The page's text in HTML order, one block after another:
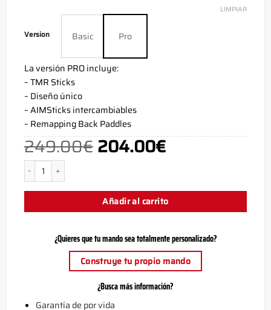
Version Basic Pro
LIMPIAR
La versión PRO incluye:
– TMR Sticks
– Diseño único
– AIMSticks intercambiables
– Remapping Back Paddles
249.00€ El
precio
original
204.00€El
precio
Mando PS5 Camo Rojo - PS5 Controller - AimControllers cantidad
Añadir al carrito
¿Quieres que tu mando sea totalmente personalizado?
Construye tu propio mando
¿Busca más información?
Garantía de por vida